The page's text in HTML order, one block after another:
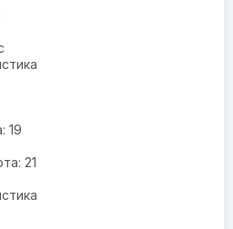
19
21